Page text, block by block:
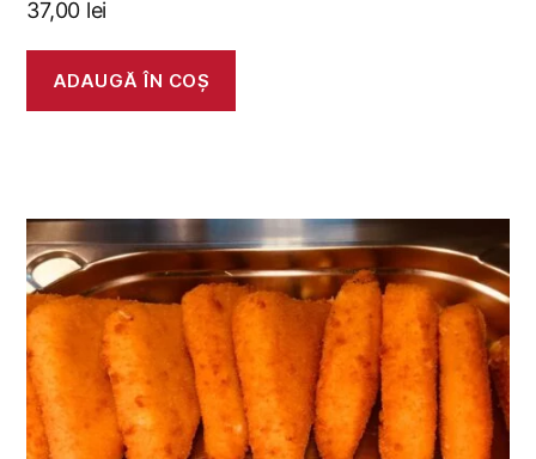
37,00 lei
ADAUGĂ ÎN COȘ